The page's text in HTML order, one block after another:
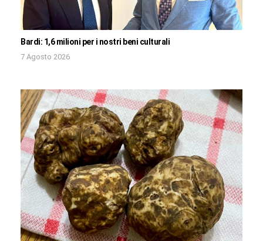
Bardi: 1,6 milioni per i nostri beni culturali
7 Agosto 2026